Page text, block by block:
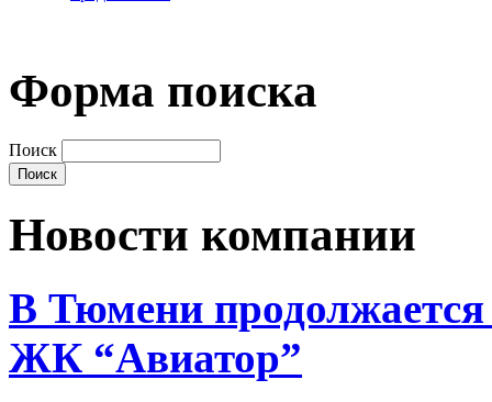
Форма поиска
Поиск
Новости компании
В Тюмени
ЖК “Авиатор”